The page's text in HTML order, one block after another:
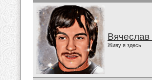
Живу я здесь